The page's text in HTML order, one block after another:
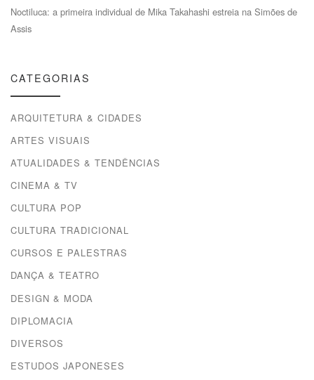
Noctiluca: a primeira individual de Mika Takahashi estreia na Simões de
Assis
CATEGORIAS
ARQUITETURA & CIDADES
ARTES VISUAIS
ATUALIDADES & TENDÊNCIAS
CINEMA & TV
CULTURA POP
CULTURA TRADICIONAL
CURSOS E PALESTRAS
DANÇA & TEATRO
DESIGN & MODA
DIPLOMACIA
DIVERSOS
ESTUDOS JAPONESES